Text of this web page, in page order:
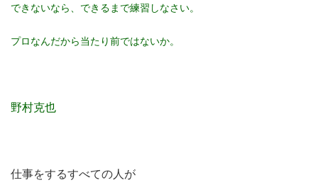
できないなら、できるまで練習しなさい。
プロなんだから当たり前ではないか。
野村克也
仕事をするすべての人が